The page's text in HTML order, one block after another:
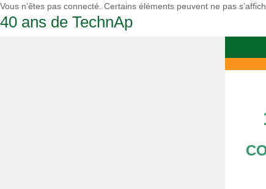
Vous n’êtes pas connecté. Certains éléments peuvent ne pas
40 ans de TechnAp